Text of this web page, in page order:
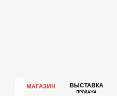
МАГАЗИН ВЫСТАВКА
ПРОДАЖА